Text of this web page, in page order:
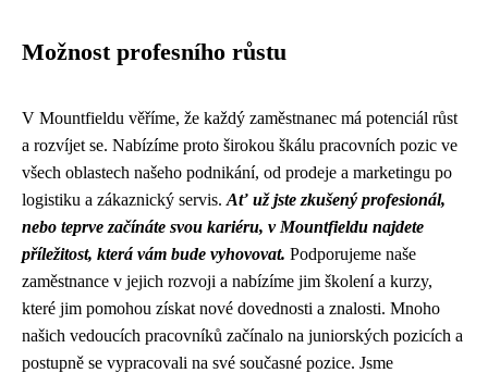
Možnost profesního růstu
V Mountfieldu věříme, že každý zaměstnanec má potenciál růst
a rozvíjet se. Nabízíme proto širokou škálu pracovních pozic ve
všech oblastech našeho podnikání, od prodeje a marketingu po
logistiku a zákaznický servis. Ať už jste zkušený profesionál,
nebo teprve začínáte svou kariéru, v Mountfieldu najdete
příležitost, která vám bude vyhovovat. Podporujeme naše
zaměstnance v jejich rozvoji a nabízíme jim školení a kurzy,
které jim pomohou získat nové dovednosti a znalosti. Mnoho
našich vedoucích pracovníků začínalo na juniorských pozicích a
postupně se vypracovali na své současné pozice. Jsme